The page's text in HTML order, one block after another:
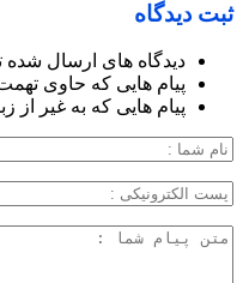
ثبت دیدگاه
دیدگاه های ارسال
پیام هایی که حاوی
پیام هایی که به غیر